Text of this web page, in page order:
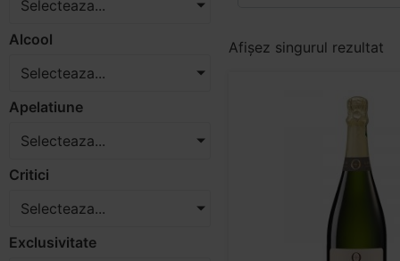
Selecteaza...
Alcool
Selecteaza...
Apelatiune
Selecteaza...
Critici
Selecteaza...
Exclusivitate
Afișez singurul rezultat